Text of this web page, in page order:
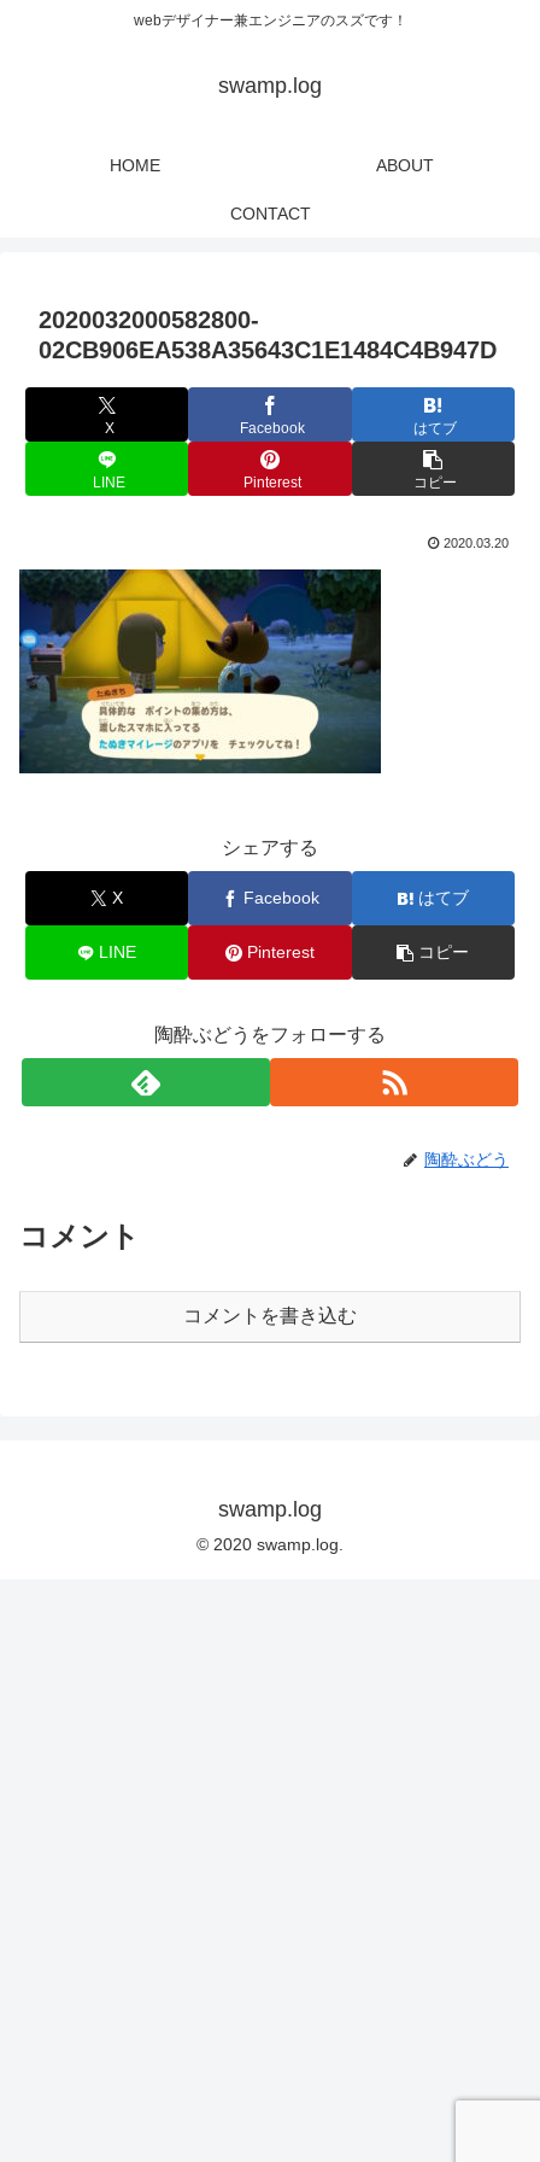
webデザイナー兼エンジニアのスズです！
swamp.log
HOME ABOUT
CONTACT
2020032000582800-
02CB906EA538A35643C1E1484C4B947D
X Facebook はてブ
LINE Pinterest コピー
2020.03.20
シェアする
X Facebook はてブ
LINE Pinterest コピー
陶酔ぶどうをフォローする
陶酔ぶどう
コメント
コメントを書き込む
swamp.log
© 2020 swamp.log.